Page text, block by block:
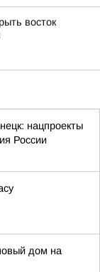
восток
нацпроекты
России
дом на